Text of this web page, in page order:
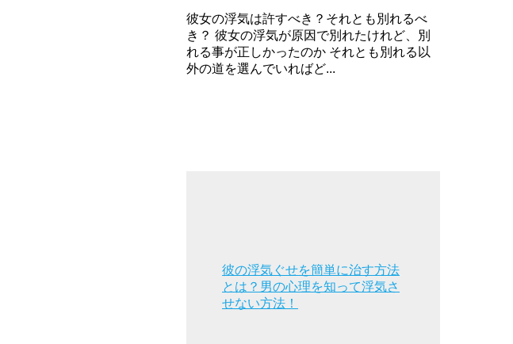
彼女の浮気は許すべき？それとも別れるべ
き？ 彼女の浮気が原因で別れたけれど、別
れる事が正しかったのか それとも別れる以
外の道を選んでいればど...
彼の浮気ぐせを簡単に治す方法
とは？男の心理を知って浮気さ
せない方法！